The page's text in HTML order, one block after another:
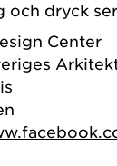
dryck
Center